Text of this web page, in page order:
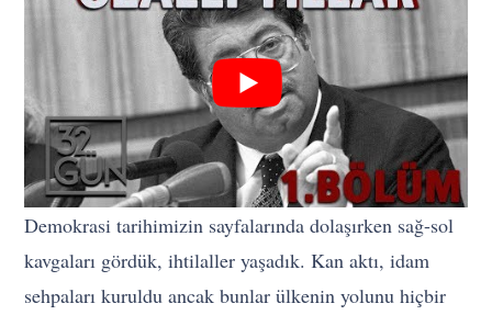
Demokrasi tarihimizin sayfalarında dolaşırken sağ-sol
kavgaları gördük, ihtilaller yaşadık. Kan aktı, idam
sehpaları kuruldu ancak bunlar ülkenin yolunu hiçbir